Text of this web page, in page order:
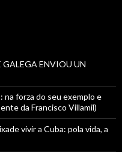
ENVIOU UN
na forza do seu exemplo e
da Francisco Villamil)
vivir a Cuba: pola vida, a